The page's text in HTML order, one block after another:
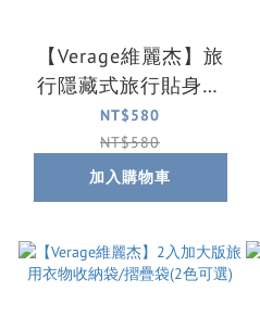
【Verage維麗杰】旅
行隱藏式旅行貼身頸
包/收納包(咖啡)
NT$580
NT$580
加入購物車